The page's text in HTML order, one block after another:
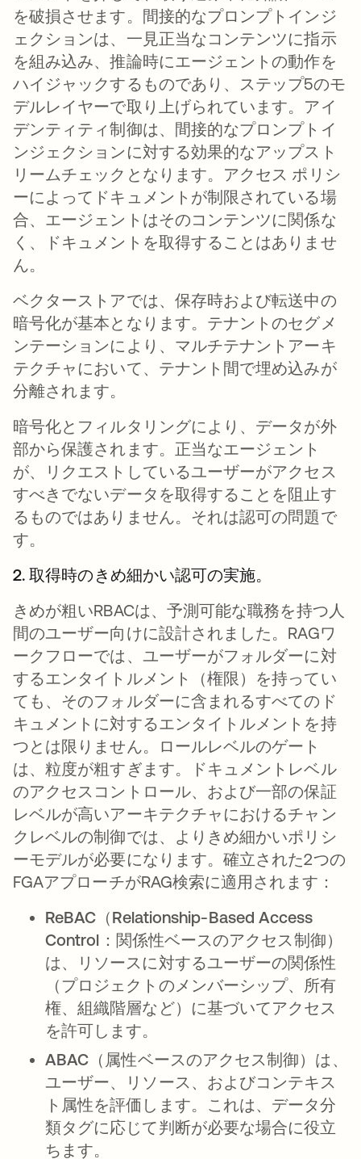
を破損させます。間接的なプロンプトインジ
ェクションは、一見正当なコンテンツに指示
を組み込み、推論時にエージェントの動作を
ハイジャックするものであり、ステップ5のモ
デルレイヤーで取り上げられています。アイ
デンティティ制御は、間接的なプロンプトイ
ンジェクションに対する効果的なアップスト
リームチェックとなります。アクセス ポリシ
ーによってドキュメントが制限されている場
合、エージェントはそのコンテンツに関係な
く、ドキュメントを取得することはありませ
ん。
ベクターストアでは、保存時および転送中の
暗号化が基本となります。テナントのセグメ
ンテーションにより、マルチテナントアーキ
テクチャにおいて、テナント間で埋め込みが
分離されます。
暗号化とフィルタリングにより、データが外
部から保護されます。正当なエージェント
が、リクエストしているユーザーがアクセス
すべきでないデータを取得することを阻止す
るものではありません。それは認可の問題で
す。
2. 取得時のきめ細かい認可の実施。
きめが粗いRBACは、予測可能な職務を持つ人
間のユーザー向けに設計されました。RAGワ
ークフローでは、ユーザーがフォルダーに対
するエンタイトルメント（権限）を持ってい
ても、そのフォルダーに含まれるすべてのド
キュメントに対するエンタイトルメントを持
つとは限りません。ロールレベルのゲート
は、粒度が粗すぎます。ドキュメントレベル
のアクセスコントロール、および一部の保証
レベルが高いアーキテクチャにおけるチャン
クレベルの制御では、よりきめ細かいポリシ
ーモデルが必要になります。確立された2つの
FGAアプローチがRAG検索に適用されます：
ReBAC（Relationship-Based Access
Control：関係性ベースのアクセス制御）
は、リソースに対するユーザーの関係性
（プロジェクトのメンバーシップ、所有
権、組織階層など）に基づいてアクセス
を許可します。
ABAC（属性ベースのアクセス制御） は、
ユーザー、リソース、およびコンテキス
ト属性を評価します。これは、データ分
類タグに応じて判断が必要な場合に役立
ちます。